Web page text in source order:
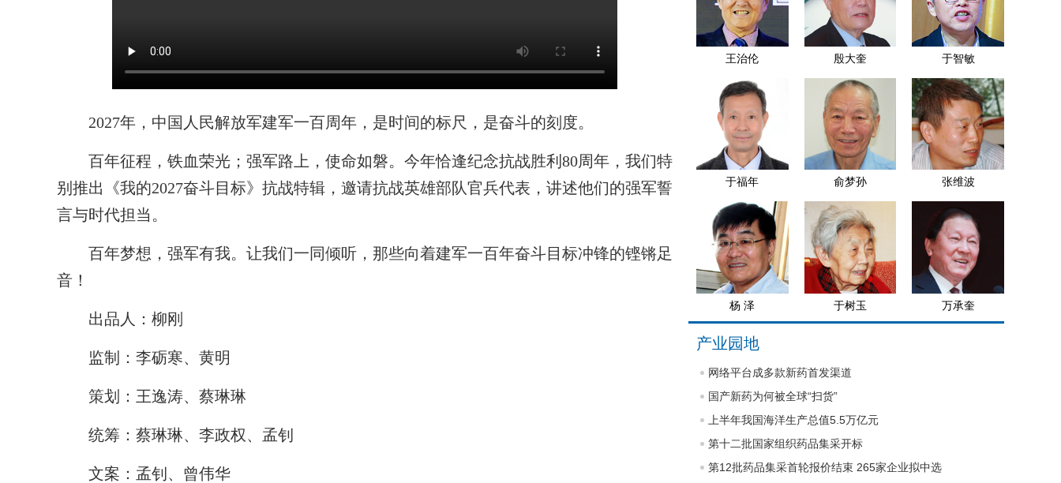
2027年，中国人民解放军建军一百周年，是时间的标尺，是奋斗的刻度。
百年征程，铁血荣光；强军路上，使命如磐。今年恰逢纪念抗战胜利80周年，我们特
别推出《我的2027奋斗目标》抗战特辑，邀请抗战英雄部队官兵代表，讲述他们的强军誓
言与时代担当。
百年梦想，强军有我。让我们一同倾听，那些向着建军一百年奋斗目标冲锋的铿锵足
音！
出品人：柳刚
监制：李砺寒、黄明
策划：王逸涛、蔡琳琳
统筹：蔡琳琳、李政权、孟钊
文案：孟钊、曾伟华
王治伦 殷大奎 于智敏
于福年 俞梦孙 张维波
杨 泽 于树玉 万承奎
产业园地
网络平台成多款新药首发渠道
国产新药为何被全球“扫货”
上半年我国海洋生产总值5.5万亿元
第十二批国家组织药品集采开标
第12批药品集采首轮报价结束 265家企业拟中选